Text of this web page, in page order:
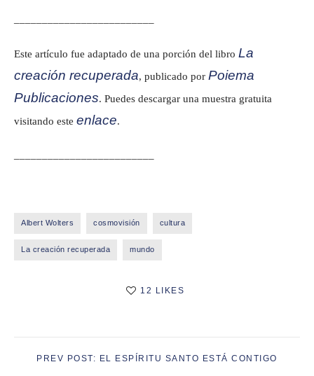
Este artículo fue adaptado de una porción del libro La
creación recuperada, publicado por Poiema
Publicaciones. Puedes descargar una muestra gratuita
visitando este enlace.
Albert Wolters cosmovisión cultura
La creación recuperada mundo
12 LIKES
PREV POST: EL ESPÍRITU SANTO ESTÁ CONTIGO